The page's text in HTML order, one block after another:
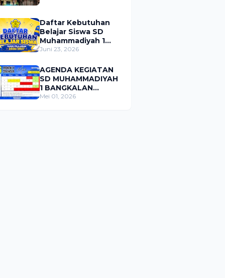
Daftar Kebutuhan
Belajar Siswa SD
Muhammadiyah 1
Bangkalan Tahun
Juni 23, 2026
AGENDA KEGIATAN
SD MUHAMMADIYAH
1 BANGKALAN
BULAN MEI 2026
Mei 01, 2026